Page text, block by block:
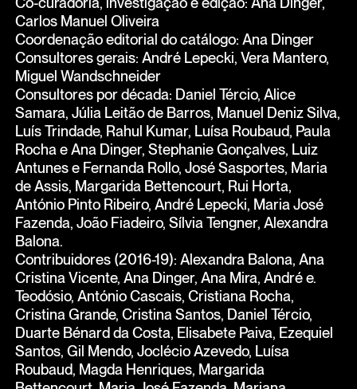
Carlos Manuel Oliveira
Coordenação editorial do catálogo: Ana Dinger
Consultores gerais: André Lepecki, Vera Mantero,
Miguel Wandschneider
Consultores por década: Daniel Tércio, Alice
Samara, Júlia Leitão de Barros, Manuel Deniz Silva,
Luís Trindade, Rahul Kumar, Luísa Roubaud, Paula
Rocha e Ana Dinger, Stephanie Gonçalves, Luiz
Antunes e Fernanda Rollo, José Sasportes, Maria
de Assis, Margarida Bettencourt, Rui Horta,
António Pinto Ribeiro, André Lepecki, Maria José
Fazenda, João Fiadeiro, Sílvia Tengner, Alexandra
Balona.
Contribuidores (2016-19): Alexandra Balona, Ana
Cristina Vicente, Ana Dinger, Ana Mira, André e.
Teodósio, António Cascais, Cristiana Rocha,
Cristina Grande, Cristina Santos, Daniel Tércio,
Duarte Bénard da Costa, Elisabete Paiva, Ezequiel
Santos, Gil Mendo, Joclécio Azevedo, Luísa
Roubaud, Magda Henriques, Margarida